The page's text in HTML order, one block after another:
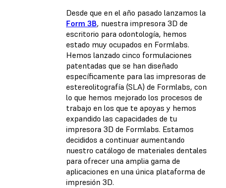
Desde que en el año pasado lanzamos la
Form 3B, nuestra impresora 3D de
escritorio para odontología, hemos
estado muy ocupados en Formlabs.
Hemos lanzado cinco formulaciones
patentadas que se han diseñado
específicamente para las impresoras de
estereolitografía (SLA) de Formlabs, con
lo que hemos mejorado los procesos de
trabajo en los que te apoyas y hemos
expandido las capacidades de tu
impresora 3D de Formlabs. Estamos
decididos a continuar aumentando
nuestro catálogo de materiales dentales
para ofrecer una amplia gama de
aplicaciones en una única plataforma de
impresión 3D.